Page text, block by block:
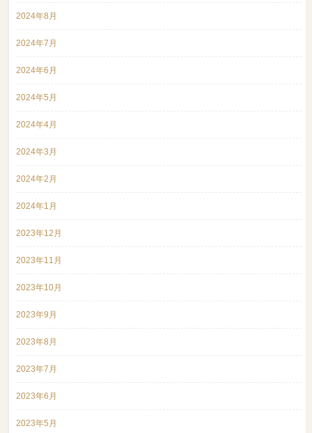
2024年8月
2024年7月
2024年6月
2024年5月
2024年4月
2024年3月
2024年2月
2024年1月
2023年12月
2023年11月
2023年10月
2023年9月
2023年8月
2023年7月
2023年6月
2023年5月